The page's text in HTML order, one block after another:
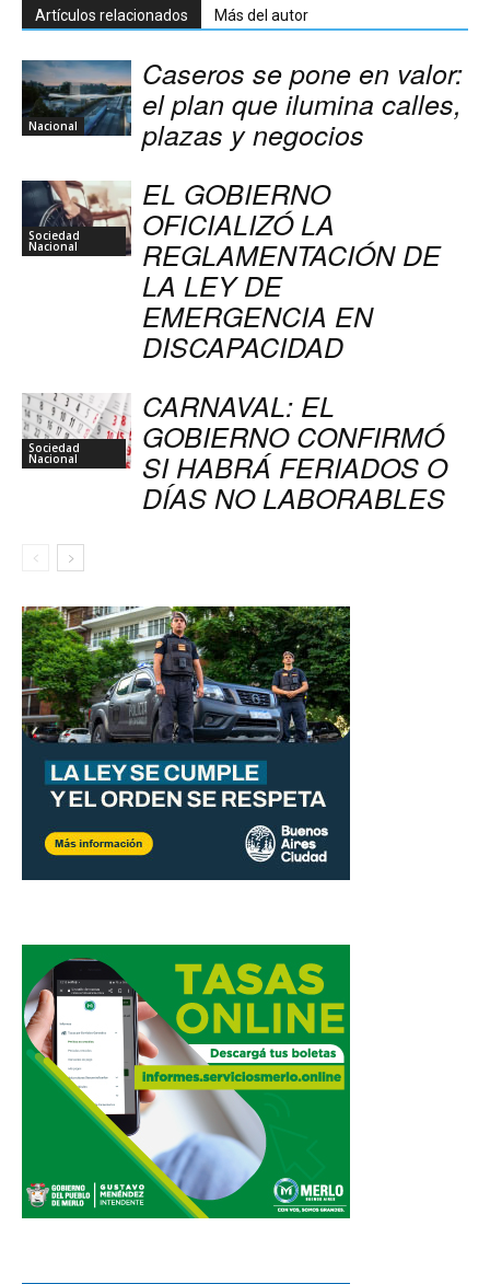
Artículos relacionados Más del autor
Nacional
Caseros se pone en valor:
el plan que ilumina calles,
plazas y negocios
Sociedad
Nacional
EL GOBIERNO
OFICIALIZÓ LA
REGLAMENTACIÓN DE
LA LEY DE
EMERGENCIA EN
DISCAPACIDAD
Sociedad
Nacional
CARNAVAL: EL
GOBIERNO CONFIRMÓ
SI HABRÁ FERIADOS O
DÍAS NO LABORABLES